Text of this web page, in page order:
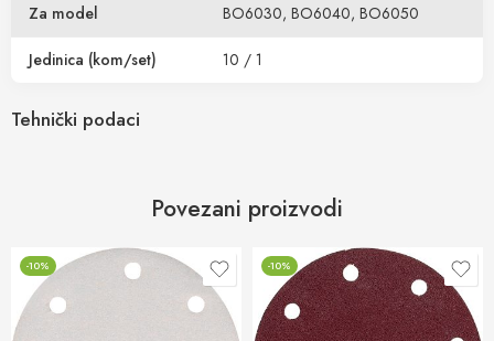
Tehnički podaci
Za model BO6030, BO6040, BO6050
Jedinica (kom/set) 10 / 1
Povezani proizvodi
-10% -10%